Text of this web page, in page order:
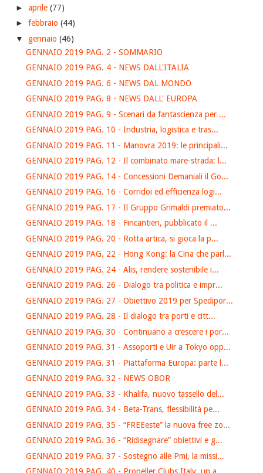
► aprile (77)
► febbraio (44)
▼ gennaio (46)
GENNAIO 2019 PAG. 2 - SOMMARIO
GENNAIO 2019 PAG. 4 - NEWS DALL'ITALIA
GENNAIO 2019 PAG. 6 - NEWS DAL MONDO
GENNAIO 2019 PAG. 8 - NEWS DALL' EUROPA
GENNAIO 2019 PAG. 9 - Scenari da fantascienza per ...
GENNAIO 2019 PAG. 10 - Industria, logistica e tras...
GENNAIO 2019 PAG. 11 - Manovra 2019: le principali...
GENNAIO 2019 PAG. 12 - Il combinato mare-strada: l...
GENNAIO 2019 PAG. 14 - Concessioni Demaniali il Go...
GENNAIO 2019 PAG. 16 - Corridoi ed efficienza logi...
GENNAIO 2019 PAG. 17 - Il Gruppo Grimaldi premiato...
GENNAIO 2019 PAG. 18 - Fincantieri, pubblicato il ...
GENNAIO 2019 PAG. 20 - Rotta artica, si gioca la p...
GENNAIO 2019 PAG. 22 - Hong Kong: la Cina che parl...
GENNAIO 2019 PAG. 24 - Alis, rendere sostenibile i...
GENNAIO 2019 PAG. 26 - Dialogo tra politica e impr...
GENNAIO 2019 PAG. 27 - Obiettivo 2019 per Spedipor...
GENNAIO 2019 PAG. 28 - Il dialogo tra porti e citt...
GENNAIO 2019 PAG. 30 - Continuano a crescere i por...
GENNAIO 2019 PAG. 31 - Assoporti e Uir a Tokyo opp...
GENNAIO 2019 PAG. 31 - Piattaforma Europa: parte l...
GENNAIO 2019 PAG. 32 - NEWS OBOR
GENNAIO 2019 PAG. 33 - Khalifa, nuovo tassello del...
GENNAIO 2019 PAG. 34 - Beta-Trans, flessibilità pe...
GENNAIO 2019 PAG. 35 - “FREEeste” la nuova free zo...
GENNAIO 2019 PAG. 36 - “Ridisegnare” obiettivi e g...
GENNAIO 2019 PAG. 37 - Sostegno alle Pmi, la missi...